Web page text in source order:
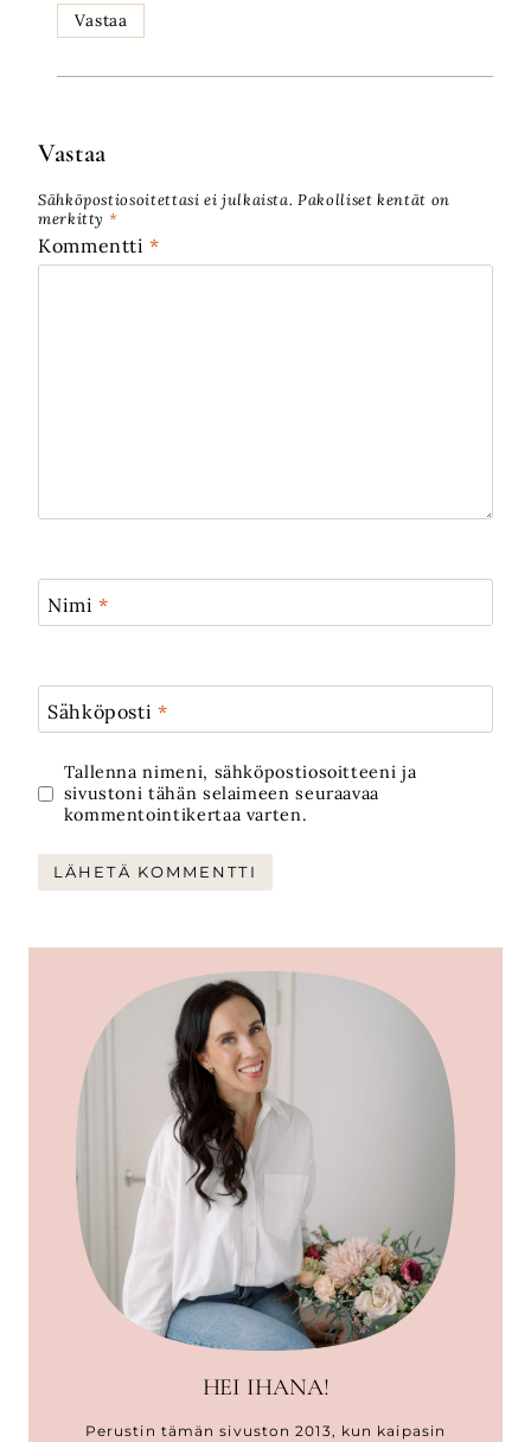
Vastaa
Vastaa
Sähköpostiosoitettasi ei julkaista. Pakolliset kentät on
merkitty *
Kommentti*
Nimi*
Sähköposti*
Tallenna nimeni, sähköpostiosoitteeni ja
sivustoni tähän selaimeen seuraavaa
kommentointikertaa varten.
HEI IHANA!
Perustin tämän sivuston 2013, kun kaipasin